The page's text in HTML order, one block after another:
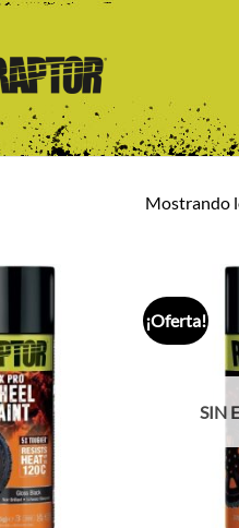
Mostrando
¡Oferta!
SIN